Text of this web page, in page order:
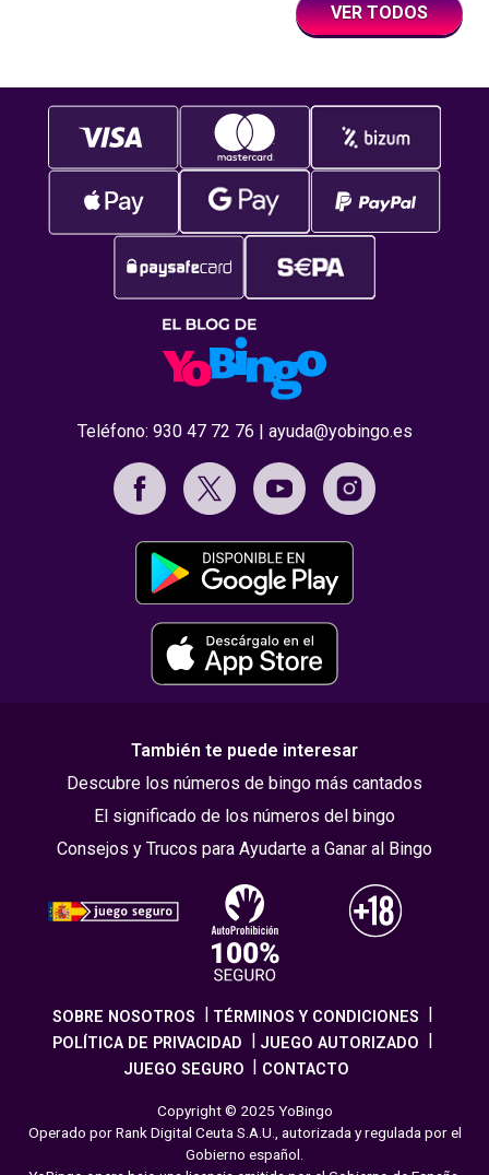
VER TODOS
Teléfono: 930 47 72 76 | ayuda@yobingo.es
También te puede interesar
Descubre los números de bingo más cantados
El significado de los números del bingo
Consejos y Trucos para Ayudarte a Ganar al Bingo
SOBRE NOSOTROS
TÉRMINOS Y CONDICIONES
POLÍTICA DE PRIVACIDAD
JUEGO AUTORIZADO
JUEGO SEGURO
CONTACTO
Copyright © 2025 YoBingo
Operado por Rank Digital Ceuta S.A.U., autorizada y regulada por el
Gobierno español.